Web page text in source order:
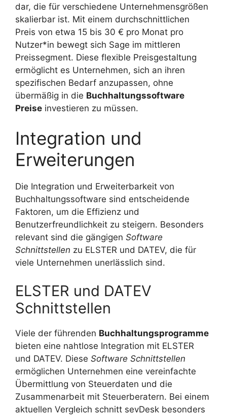
dar, die für verschiedene Unternehmensgrößen
skalierbar ist. Mit einem durchschnittlichen
Preis von etwa 15 bis 30 € pro Monat pro
Nutzer*in bewegt sich Sage im mittleren
Preissegment. Diese flexible Preisgestaltung
ermöglicht es Unternehmen, sich an ihren
spezifischen Bedarf anzupassen, ohne
übermäßig in die Buchhaltungssoftware
Preise investieren zu müssen.
Integration und
Erweiterungen
Die Integration und Erweiterbarkeit von
Buchhaltungssoftware sind entscheidende
Faktoren, um die Effizienz und
Benutzerfreundlichkeit zu steigern. Besonders
relevant sind die gängigen Software
Schnittstellen zu ELSTER und DATEV, die für
viele Unternehmen unerlässlich sind.
ELSTER und DATEV
Schnittstellen
Viele der führenden Buchhaltungsprogramme
bieten eine nahtlose Integration mit ELSTER
und DATEV. Diese Software Schnittstellen
ermöglichen Unternehmen eine vereinfachte
Übermittlung von Steuerdaten und die
Zusammenarbeit mit Steuerberatern. Bei einem
aktuellen Vergleich schnitt sevDesk besonders